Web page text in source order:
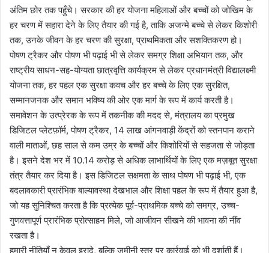
अंतिम छोर तक पहुँचे। सरकार की हर योजना महिलाओं और बच्चों को जोखिम के
हर चरण में सहारा देने के लिए तैयार की गई है, ताकि अजन्मे बच्चे से लेकर किशोरी
तक, उनके जीवन के हर चरण की सुरक्षा, प्राथमिकता और सशक्तिकरण हो।
पोषण ट्रैकर और पोषण भी पढ़ाई भी से लेकर समग्र शिक्षा अभियान तक, और
राष्ट्रीय साधन-सह-योग्यता छात्रवृत्ति कार्यक्रम से लेकर प्रधानमंत्री विद्यालक्ष्मी
योजना तक, हर पहल एक सुरक्षा कवच और हर बच्चे के लिए एक सुरक्षित,
सम्मानजनक और समान भविष्य की ओर एक मार्ग के रूप में कार्य करती है।
समावेशन के उत्प्रेरक के रूप में तकनीक की मदद से, मंत्रालय का प्रमुख
डिजिटल प्लेटफ़ॉर्म, पोषण ट्रैकर, 14 लाख आंगनवाड़ी केंद्रों को स्तनपान कराने
वाली माताओं, छह साल से कम उम्र के बच्चों और किशोरियों से सहजता से जोड़ता
है। इसने देश भर में 10.14 करोड़ से अधिक लाभार्थियों के लिए एक मज़बूत सुरक्षा
तंत्र तैयार कर दिया है। इस डिजिटल सक्षमता के साथ पोषण भी पढ़ाई भी, एक
बदलावकारी प्रारंभिक बाल्यावस्था देखभाल और शिक्षा पहल के रूप में तैयार हुआ है,
जो यह सुनिश्चित करता है कि प्रत्येक पूर्व-प्राथमिक बच्चे को समग्र, उच्च-
गुणवत्तापूर्ण प्रारंभिक प्रोत्साहन मिले, जो आजीवन सीखने की भावना की नींव
रखता है।
हमारी नीतियाँ न केवल इरादे, बल्कि ज़मीनी स्तर पर कार्रवाई को भी दर्शाती हैं।